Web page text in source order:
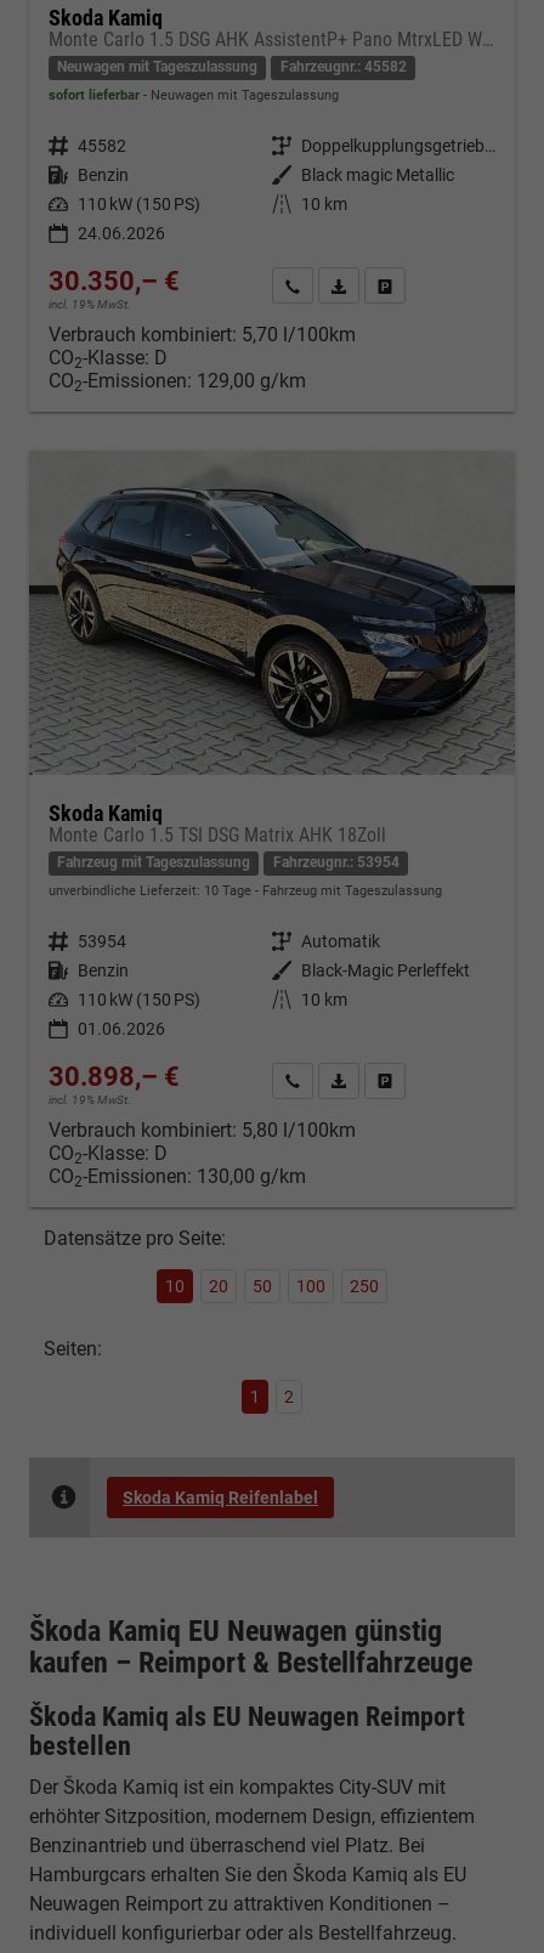
Skoda Kamiq
Monte Carlo 1.5 DSG AHK AssistentP+ Pano MtrxLED Winter-Premium SafetyP
Neuwagen mit Tageszulassung Fahrzeugnr.: 45582
sofort lieferbar Neuwagen mit Tageszulassung
Fahrzeugnr. 45582 Getriebe
Doppelkupplungsgetriebe (DSG)
Kraftstoff Benzin Außenfarbe
Black magic Metallic
Leistung 110 kW (150 PS) Kilometerstand
10 km
24.06.2026
30.350,– €
incl. 19% MwSt.
Kontakt & Angebot anfordern
PDF-Datei, Fahrzeugexposé
Verbrauch kombiniert: 5,70 l/100km
CO2-Klasse: D
CO2-Emissionen: 129,00 g/km
Skoda Kamiq
Monte Carlo 1.5 TSI DSG Matrix AHK 18Zoll
Fahrzeug mit Tageszulassung Fahrzeugnr.: 53954
unverbindliche Lieferzeit: 10 Tage Fahrzeug mit Tageszulassung
Fahrzeugnr. 53954 Getriebe Automatik
Kraftstoff Benzin Außenfarbe Black-Magic Perleffekt
Leistung 110 kW (150 PS) Kilometerstand
10 km
01.06.2026
30.898,– €
incl. 19% MwSt.
Kontakt & Angebot anfordern
PDF-Datei, Fahrzeugexposé
Verbrauch kombiniert: 5,80 l/100km
CO2-Klasse: D
CO2-Emissionen: 130,00 g/km
Datensätze pro Seite:
10 20 50 100 250
Seiten:
1 2
Skoda Kamiq Reifenlabel
Škoda Kamiq EU Neuwagen günstig
kaufen – Reimport & Bestellfahrzeuge
Škoda Kamiq als EU Neuwagen Reimport
bestellen
Der Škoda Kamiq ist ein kompaktes City-SUV mit
erhöhter Sitzposition, modernem Design, effizientem
Benzinantrieb und überraschend viel Platz. Bei
Hamburgcars erhalten Sie den Škoda Kamiq als EU
Neuwagen Reimport zu attraktiven Konditionen –
individuell konfigurierbar oder als Bestellfahrzeug.